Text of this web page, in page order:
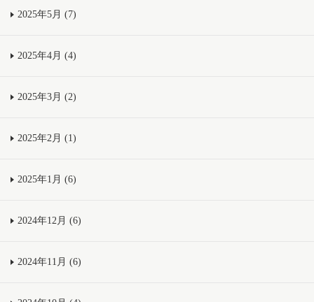
2025年5月 (7)
2025年4月 (4)
2025年3月 (2)
2025年2月 (1)
2025年1月 (6)
2024年12月 (6)
2024年11月 (6)